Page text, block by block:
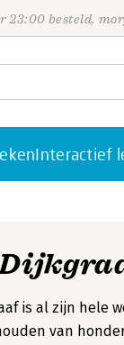
23:00 besteld,
Interactief
is al zijn hele
van